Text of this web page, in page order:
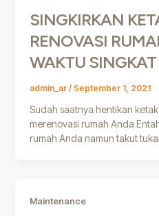
SINGKIRKAN
RENOVASI
WAKTU SINGKAT
admin_ar / September 1, 2021
Sudah saatnya hentikan
merenovasi rumah Anda
rumah Anda namun takut
Maintenance